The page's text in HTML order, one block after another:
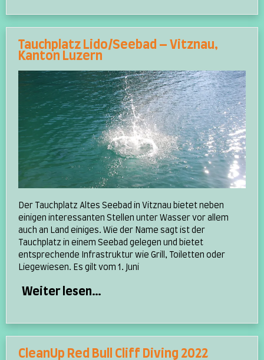
Tauchplatz Lido/Seebad – Vitznau,
Kanton Luzern
Der Tauchplatz Altes Seebad in Vitznau bietet neben
einigen interessanten Stellen unter Wasser vor allem
auch an Land einiges. Wie der Name sagt ist der
Tauchplatz in einem Seebad gelegen und bietet
entsprechende Infrastruktur wie Grill, Toiletten oder
Liegewiesen. Es gilt vom 1. Juni
Weiter lesen…
CleanUp Red Bull Cliff Diving 2022